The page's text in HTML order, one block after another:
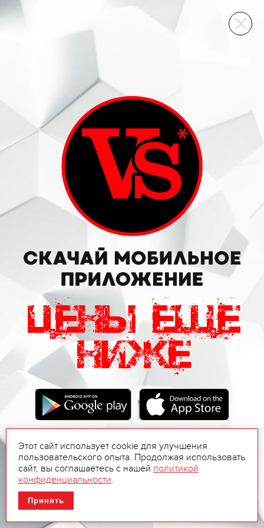
ВИННЫЙ СКЛАД
Этот сайт использует cookie для улучшения
пользовательского опыта. Продолжая использовать
сайт, вы соглашаетесь с нашей политикой
конфиденциальности.
Принять